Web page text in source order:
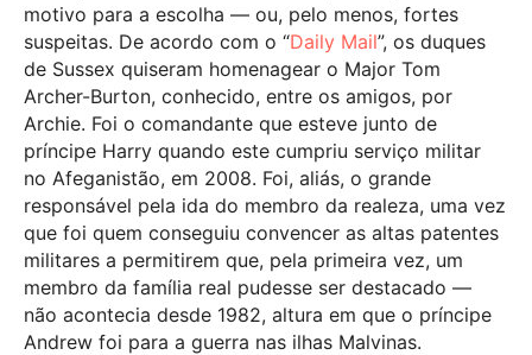
motivo para a escolha — ou, pelo menos, fortes
suspeitas. De acordo com o “Daily Mail”, os duques
de Sussex quiseram homenagear o Major Tom
Archer-Burton, conhecido, entre os amigos, por
Archie. Foi o comandante que esteve junto de
príncipe Harry quando este cumpriu serviço militar
no Afeganistão, em 2008. Foi, aliás, o grande
responsável pela ida do membro da realeza, uma vez
que foi quem conseguiu convencer as altas patentes
militares a permitirem que, pela primeira vez, um
membro da família real pudesse ser destacado —
não acontecia desde 1982, altura em que o príncipe
Andrew foi para a guerra nas ilhas Malvinas.